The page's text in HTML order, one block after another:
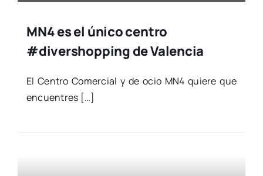
MN4 es el único centro
#divershopping de Valencia
El Cen­tro Comer­cial y de ocio MN4 quie­re que
encuen­tres […]